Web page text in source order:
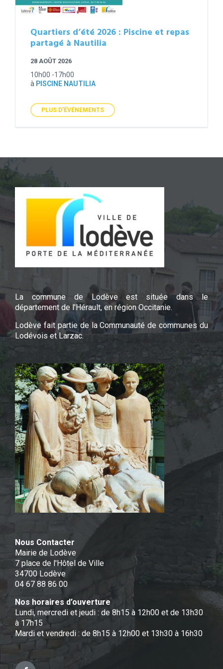
Quartiers d’été 2026 : Piscine et repas
partagé à Nautilia
28 AOÛT 2026
10h00 -17h00
à PISCINE NAUTILIA
PLUS D'ÉVÉNEMENTS
La commune de Lodève est située dans le
département de l'Hérault, en région Occitanie.
Lodève fait partie de la Communauté de communes du
Lodévois et Larzac.
Nous Contacter
Mairie de Lodève
7 place de l'Hôtel de Ville
34700 Lodève
04 67 88 86 00
Nos horaires d’ouverture
Lundi, mercredi et jeudi : de 8h15 à 12h00 et de 13h30
à 17h15
Mardi et vendredi : de 8h15 à 12h00 et 13h30 à 16h30